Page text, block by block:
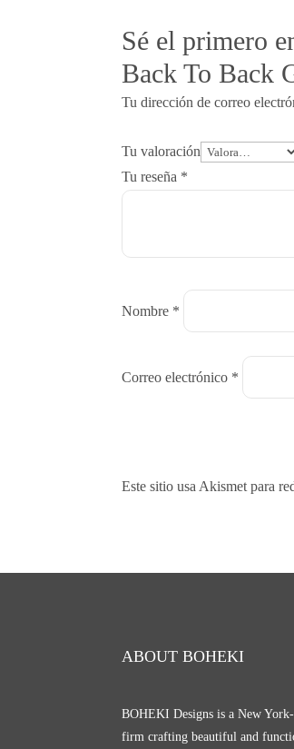
Sé el primero
Back To Back
Tu dirección de correo
Tu valoración
Tu reseña *
Nombre *
Correo electrónico *
Este sitio usa Akismet para
ABOUT BOHEKI
BOHEKI Designs is a New York-
firm crafting beautiful and